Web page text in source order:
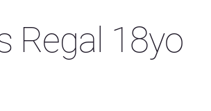
Regal 18yo